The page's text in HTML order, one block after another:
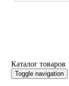
Каталог товаров
Toggle navigation